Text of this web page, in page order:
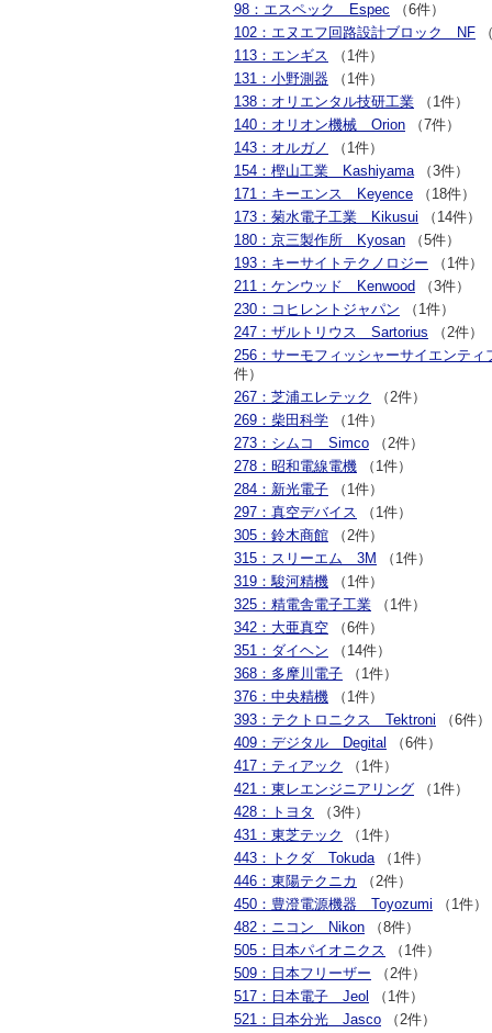
98：エスペック Espec （6件）
102：エヌエフ回路設計ブロック NF
113：エンギス （1件）
131：小野測器 （1件）
138：オリエンタル技研工業 （1件）
140：オリオン機械 Orion （7件）
143：オルガノ
（1件）
154：樫山工業 Kashiyama（3件）
171：キーエンス Keyence （18件）
173：菊水電子工業 Kikusui （14件）
180：京三製作所 Kyosan （5件）
193：キーサイトテクノロジー （1件）
211：ケンウッド Kenwood （3件）
230：コヒレントジャパン （1件）
247：ザルトリウス Sartorius （2件）
256：サーモフィッシャーサイエンティ
件）
267：芝浦エレテック
（2件）
269：柴田科学 （1件）
273：シムコ Simco （2件）
278：昭和電線電機 （1件）
284：新光電子 （1件）
297：真空デバイス （1件）
305：鈴木商館 （2件）
315：スリーエム 3M
（1件）
319：駿河精機 （1件）
325：精電舎電子工業 （1件）
342：大亜真空 （6件）
351：ダイヘン （14件）
368：多摩川電子 （1件）
376：中央精機 （1件）
393：テクトロニクス Tektroni （6件）
409：デジタル Degital
（6件）
417：ティアック
（1件）
421：東レエンジニアリング （1件）
428：トヨタ
（3件）
431：東芝テック
（1件）
443：トクダ Tokuda（1件）
446：東陽テクニカ
（2件）
450：豊澄電源機器 Toyozumi （1件）
482：ニコン Nikon （8件）
505：日本パイオニクス （1件）
509：日本フリーザー （2件）
517：日本電子 Jeol
（1件）
521：日本分光 Jasco （2件）